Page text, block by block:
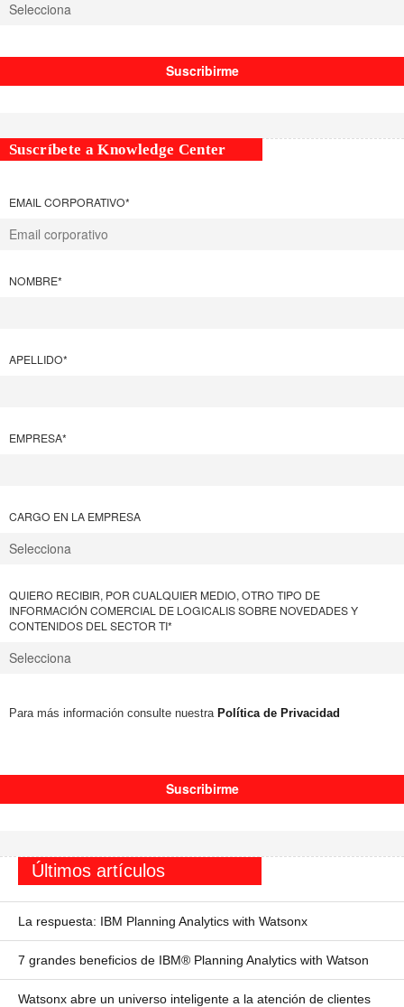
Suscríbete a Knowledge Center
EMAIL CORPORATIVO*
NOMBRE*
APELLIDO*
EMPRESA*
CARGO EN LA EMPRESA
QUIERO RECIBIR, POR CUALQUIER MEDIO, OTRO TIPO DE
INFORMACIÓN COMERCIAL DE LOGICALIS SOBRE NOVEDADES Y
CONTENIDOS DEL SECTOR TI*
Para más información consulte nuestra Política de Privacidad
Últimos artículos
La respuesta: IBM Planning Analytics with Watsonx
7 grandes beneficios de IBM® Planning Analytics with Watson
Watsonx abre un universo inteligente a la atención de clientes